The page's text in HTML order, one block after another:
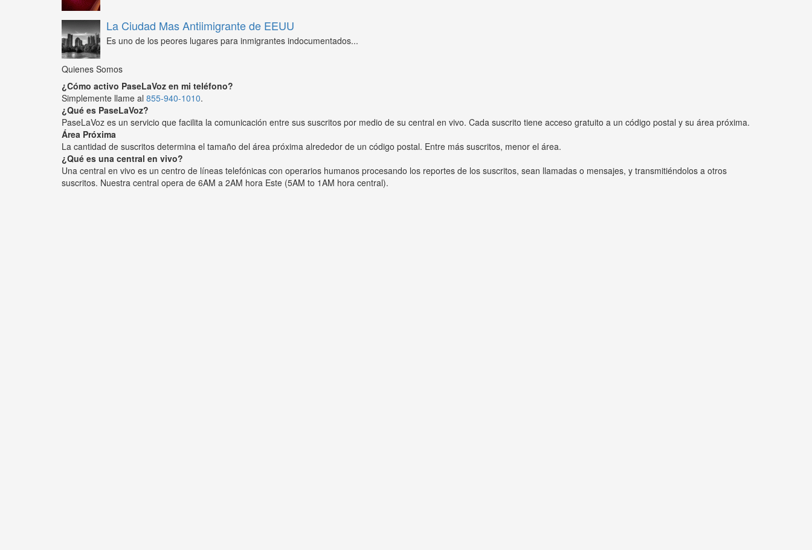
La Ciudad Mas Antiimigrante de EEUU
Es uno de los peores lugares para inmigrantes indocumentados...
Quienes Somos
¿Cómo activo PaseLaVoz en mi teléfono?
Simplemente llame al 855-940-1010.
¿Qué es PaseLaVoz?
PaseLaVoz es un servicio que facilita la comunicación entre sus suscritos por medio de su central en vivo. Cada suscrito tiene acceso gratuito a un código postal y su área próxima.
Área Próxima
La cantidad de suscritos determina el tamaño del área próxima alrededor de un código postal. Entre más suscritos, menor el área.
¿Qué es una central en vivo?
Una central en vivo es un centro de líneas telefónicas con operarios humanos procesando los reportes de los suscritos, sean llamadas o mensajes, y transmitiéndolos a otros
suscritos. Nuestra central opera de 6AM a 2AM hora Este (5AM to 1AM hora central).